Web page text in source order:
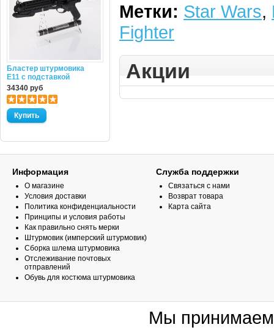
Бластер штурмовика
E11 с подставкой
34340 руб
Метки: Star Wars,
Fighter
Акции
Информация
О магазине
Условия доставки
Политика конфиденциальности
Принципы и условия работы
Как правильно снять мерки
Штурмовик (имперский штурмовик)
Сборка шлема штурмовика
Отслеживание почтовых
отправлений
Обувь для костюма штурмовика
Служба поддержки
Связаться с нами
Возврат товара
Карта сайта
Мы